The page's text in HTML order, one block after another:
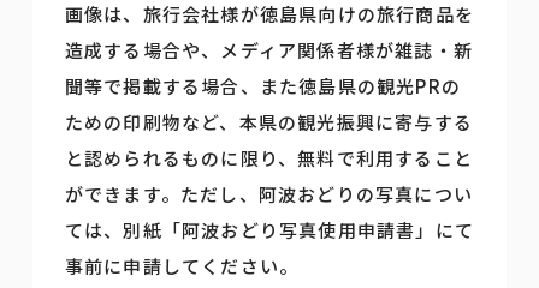
画像は、旅行会社様が徳島県向けの旅行商品を
造成する場合や、メディア関係者様が雑誌・新
聞等で掲載する場合、また徳島県の観光PRの
ための印刷物など、本県の観光振興に寄与する
と認められるものに限り、無料で利用すること
ができます。ただし、阿波おどりの写真につい
ては、別紙「阿波おどり写真使用申請書」にて
事前に申請してください。